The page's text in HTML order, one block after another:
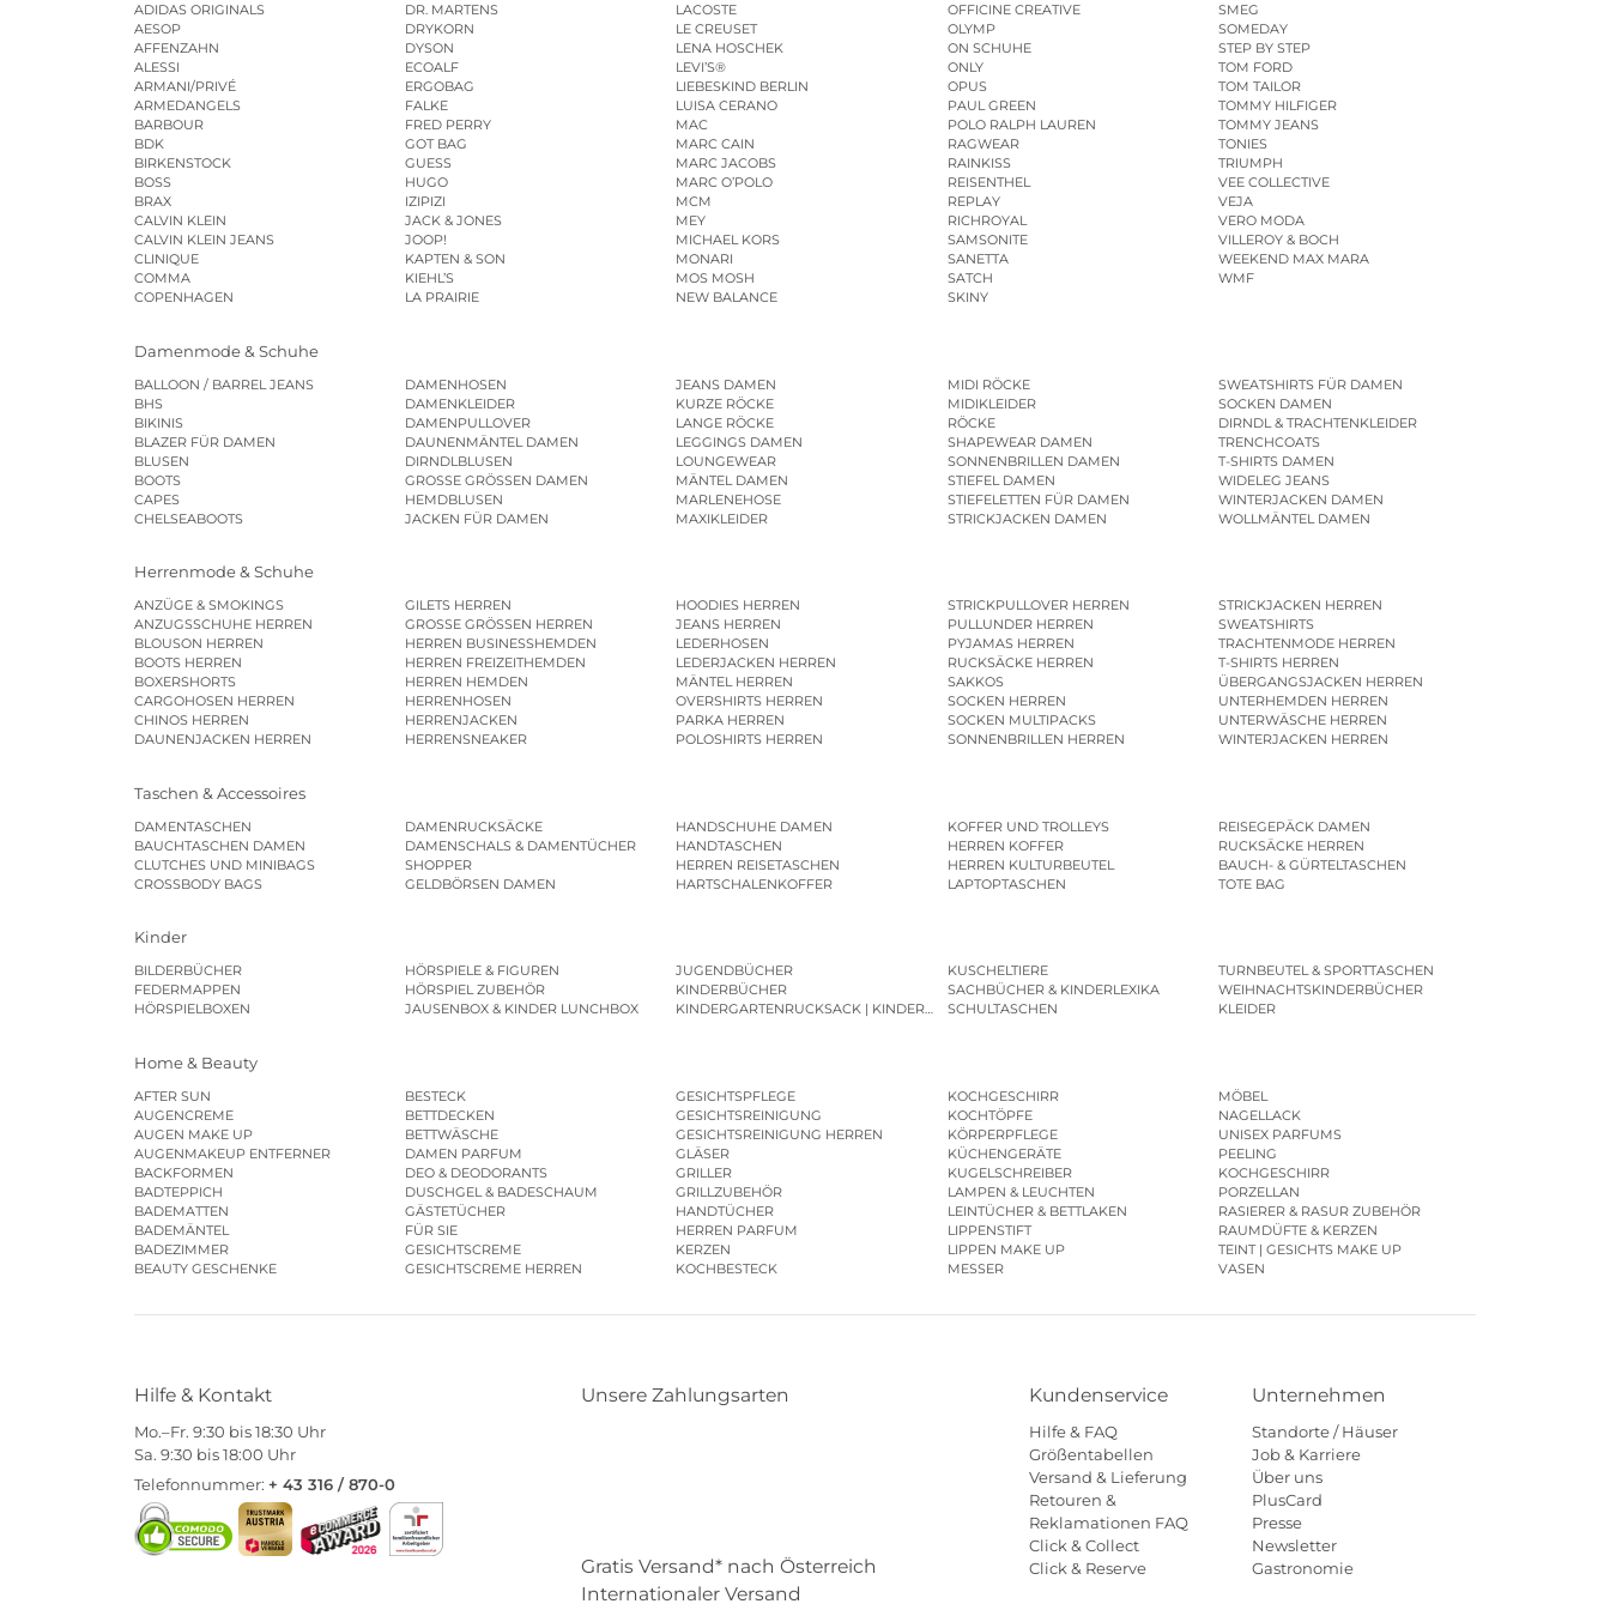
ADIDAS ORIGINALS
AESOP
AFFENZAHN
ALESSI
ARMANI/PRIVÉ
ARMEDANGELS
BARBOUR
BDK
BIRKENSTOCK
BOSS
BRAX
CALVIN KLEIN
CALVIN KLEIN JEANS
CLINIQUE
COMMA
COPENHAGEN
DR. MARTENS
DRYKORN
DYSON
ECOALF
ERGOBAG
FALKE
FRED PERRY
GOT BAG
GUESS
HUGO
IZIPIZI
JACK & JONES
JOOP!
KAPTEN & SON
KIEHL’S
LA PRAIRIE
LACOSTE
LE CREUSET
LENA HOSCHEK
LEVI’S®
LIEBESKIND BERLIN
LUISA CERANO
MAC
MARC CAIN
MARC JACOBS
MARC O’POLO
MCM
MEY
MICHAEL KORS
MONARI
MOS MOSH
NEW BALANCE
OFFICINE CREATIVE
OLYMP
ON SCHUHE
ONLY
OPUS
PAUL GREEN
POLO RALPH LAUREN
RAGWEAR
RAINKISS
REISENTHEL
REPLAY
RICHROYAL
SAMSONITE
SANETTA
SATCH
SKINY
SMEG
SOMEDAY
STEP BY STEP
TOM FORD
TOM TAILOR
TOMMY HILFIGER
TOMMY JEANS
TONIES
TRIUMPH
VEE COLLECTIVE
VEJA
VERO MODA
VILLEROY & BOCH
WEEKEND MAX MARA
WMF
Damenmode & Schuhe
BALLOON / BARREL JEANS
BHS
BIKINIS
BLAZER FÜR DAMEN
BLUSEN
BOOTS
CAPES
CHELSEABOOTS
DAMENHOSEN
DAMENKLEIDER
DAMENPULLOVER
DAUNENMÄNTEL DAMEN
DIRNDLBLUSEN
GROSSE GRÖSSEN DAMEN
HEMDBLUSEN
JACKEN FÜR DAMEN
JEANS DAMEN
KURZE RÖCKE
LANGE RÖCKE
LEGGINGS DAMEN
LOUNGEWEAR
MÄNTEL DAMEN
MARLENEHOSE
MAXIKLEIDER
MIDI RÖCKE
MIDIKLEIDER
RÖCKE
SHAPEWEAR DAMEN
SONNENBRILLEN DAMEN
STIEFEL DAMEN
STIEFELETTEN FÜR DAMEN
STRICKJACKEN DAMEN
SWEATSHIRTS FÜR DAMEN
SOCKEN DAMEN
DIRNDL & TRACHTENKLEIDER
TRENCHCOATS
T-SHIRTS DAMEN
WIDELEG JEANS
WINTERJACKEN DAMEN
WOLLMÄNTEL DAMEN
Herrenmode & Schuhe
ANZÜGE & SMOKINGS
ANZUGSSCHUHE HERREN
BLOUSON HERREN
BOOTS HERREN
BOXERSHORTS
CARGOHOSEN HERREN
CHINOS HERREN
DAUNENJACKEN HERREN
GILETS HERREN
GROSSE GRÖSSEN HERREN
HERREN BUSINESSHEMDEN
HERREN FREIZEITHEMDEN
HERREN HEMDEN
HERRENHOSEN
HERRENJACKEN
HERRENSNEAKER
HOODIES HERREN
JEANS HERREN
LEDERHOSEN
LEDERJACKEN HERREN
MÄNTEL HERREN
OVERSHIRTS HERREN
PARKA HERREN
POLOSHIRTS HERREN
STRICKPULLOVER HERREN
PULLUNDER HERREN
PYJAMAS HERREN
RUCKSÄCKE HERREN
SAKKOS
SOCKEN HERREN
SOCKEN MULTIPACKS
SONNENBRILLEN HERREN
STRICKJACKEN HERREN
SWEATSHIRTS
TRACHTENMODE HERREN
T-SHIRTS HERREN
ÜBERGANGSJACKEN HERREN
UNTERHEMDEN HERREN
UNTERWÄSCHE HERREN
WINTERJACKEN HERREN
Taschen & Accessoires
DAMENTASCHEN
BAUCHTASCHEN DAMEN
CLUTCHES UND MINIBAGS
CROSSBODY BAGS
DAMENRUCKSÄCKE
DAMENSCHALS & DAMENTÜCHER
SHOPPER
GELDBÖRSEN DAMEN
HANDSCHUHE DAMEN
HANDTASCHEN
HERREN REISETASCHEN
HARTSCHALENKOFFER
KOFFER UND TROLLEYS
HERREN KOFFER
HERREN KULTURBEUTEL
LAPTOPTASCHEN
REISEGEPÄCK DAMEN
RUCKSÄCKE HERREN
BAUCH- & GÜRTELTASCHEN
TOTE BAG
Kinder
BILDERBÜCHER
FEDERMAPPEN
HÖRSPIELBOXEN
HÖRSPIELE & FIGUREN
HÖRSPIEL ZUBEHÖR
JAUSENBOX & KINDER LUNCHBOX
JUGENDBÜCHER
KINDERBÜCHER
KINDERGARTENRUCKSACK | KINDERGARTENBEUTEL
KUSCHELTIERE
SACHBÜCHER & KINDERLEXIKA
SCHULTASCHEN
TURNBEUTEL & SPORTTASCHEN
WEIHNACHTSKINDERBÜCHER
KLEIDER
Home & Beauty
AFTER SUN
AUGENCREME
AUGEN MAKE UP
AUGENMAKEUP ENTFERNER
BACKFORMEN
BADTEPPICH
BADEMATTEN
BADEMÄNTEL
BADEZIMMER
BEAUTY GESCHENKE
BESTECK
BETTDECKEN
BETTWÄSCHE
DAMEN PARFUM
DEO & DEODORANTS
DUSCHGEL & BADESCHAUM
GÄSTETÜCHER
FÜR SIE
GESICHTSCREME
GESICHTSCREME HERREN
GESICHTSPFLEGE
GESICHTSREINIGUNG
GESICHTSREINIGUNG HERREN
GLÄSER
GRILLER
GRILLZUBEHÖR
HANDTÜCHER
HERREN PARFUM
KERZEN
KOCHBESTECK
KOCHGESCHIRR
KOCHTÖPFE
KÖRPERPFLEGE
KÜCHENGERÄTE
KUGELSCHREIBER
LAMPEN & LEUCHTEN
LEINTÜCHER & BETTLAKEN
LIPPENSTIFT
LIPPEN MAKE UP
MESSER
MÖBEL
NAGELLACK
UNISEX PARFUMS
PEELING
KOCHGESCHIRR
PORZELLAN
RASIERER & RASUR ZUBEHÖR
RAUMDÜFTE & KERZEN
TEINT | GESICHTS MAKE UP
VASEN
Hilfe & Kontakt
Mo.–Fr. 9:30 bis 18:30 Uhr
Sa. 9:30 bis 18:00 Uhr
Telefonnummer: + 43 316 / 870-0
Kundenservice
Hilfe & FAQ
Größentabellen
Versand & Lieferung
Retouren &
Reklamationen FAQ
Click & Collect
Click & Reserve
Unternehmen
Standorte / Häuser
Job & Karriere
Über uns
PlusCard
Presse
Newsletter
Gastronomie
Unsere Zahlungsarten
Gratis Versand* nach Österreich
Internationaler Versand